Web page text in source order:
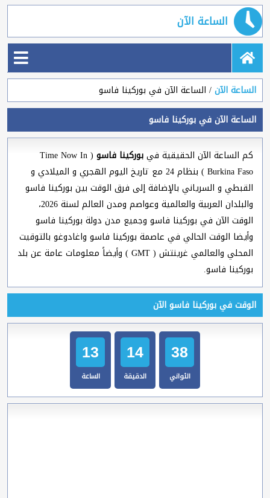
الساعة الآن
الساعة الآن الساعة الآن في بوركينا فاسو
الساعة الآن في بوركينا فاسو
كم الساعة الآن الحقيقية فيبوركينا فاسو ( Time Now In
Burkina Faso ) بنظام 24 مع تاريخ اليوم الهجري و الميلادي و
القبطي و السرياني بالإضافة إلى فرق الوقت بين بوركينا فاسو
والبلدان العربية والعالمية وعواصم ومدن العالم لسنة 2026،
الوقت الآن في بوركينا فاسو وجميع مدن دولة بوركينا فاسو
وأيضا الوقت الحالي في عاصمة بوركينا فاسو واغادوغو بالتوقيت
المحلي والعالمي غرينتش ( GMT ) وأيضاً معلومات عامة عن بلد
بوركينا فاسو.
الوقت في بوركينا فاسو الآن
13
الساعة
14
الدقيقة
39
الثواني